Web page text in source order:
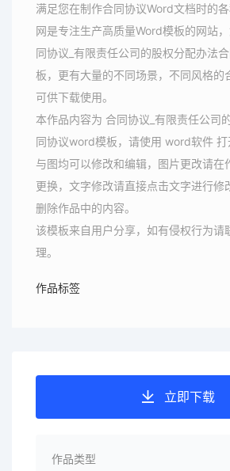
满足您在制作合同协议Word文档时的
网是专注生产高质量Word模板的网站
同协议_有限责任公司的股权分配办法
板，更有大量的不同场景，不同风格的
可供下载使用。
本作品内容为 合同协议_有限责任公司
同协议word模板，请使用 word软件
与图均可以修改和编辑，图片更改请在
更换，文字修改请直接点击文字进行修
删除作品中的内容。
该模板来自用户分享，如有侵权行为请
理。
作品标签
立即下载
作品类型